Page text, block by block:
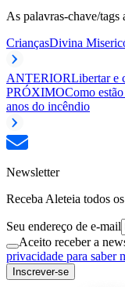
As palavras-chave/tags
CriançasDivina
ANTERIORLibertar e
PRÓXIMOComo
anos do incêndio
Newsletter
Receba Aleteia todos
Seu endereço de e-mail
Aceito receber a
privacidade para saber
Inscrever-se